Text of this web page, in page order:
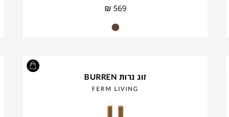
₪ 569
זוג נרות BURREN
FERM LIVING